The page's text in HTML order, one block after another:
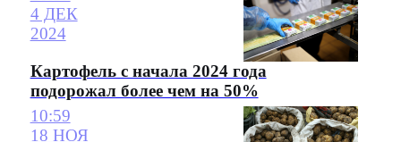
4 ДЕК
2024
Картофель с начала 2024 года
подорожал более чем на 50%
10:59
18 НОЯ